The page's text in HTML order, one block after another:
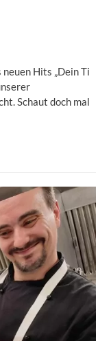
Hits „Dein Ti
Schaut doch mal